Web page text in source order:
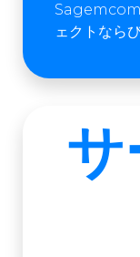
Sagemcom
ェクトなら
サ